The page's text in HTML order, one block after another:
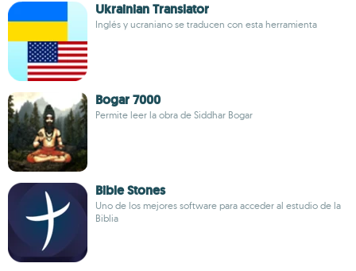
Ukrainian Translator
Inglés y ucraniano se traducen con esta herramienta
Bogar 7000
Permite leer la obra de Siddhar Bogar
Bible Stones
Uno de los mejores software para acceder al estudio de la
Biblia